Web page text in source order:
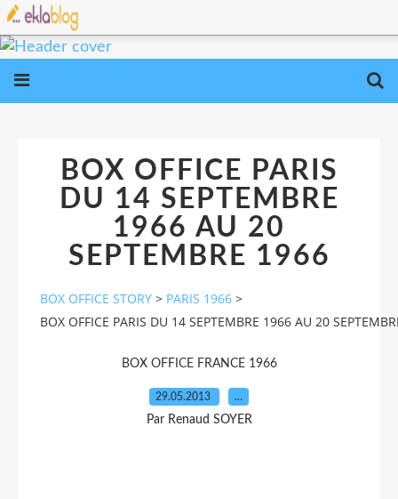
BOX OFFICE PARIS
DU 14 SEPTEMBRE
1966 AU 20
SEPTEMBRE 1966
BOX OFFICE STORY > PARIS 1966 >
BOX OFFICE PARIS DU 14 SEPTEMBRE 1966 AU 20
BOX OFFICE FRANCE 1966
29.05.2013 …
Par Renaud SOYER